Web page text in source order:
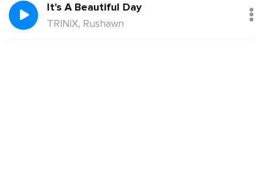
It's A Beautiful Day
TRINIX, Rushawn